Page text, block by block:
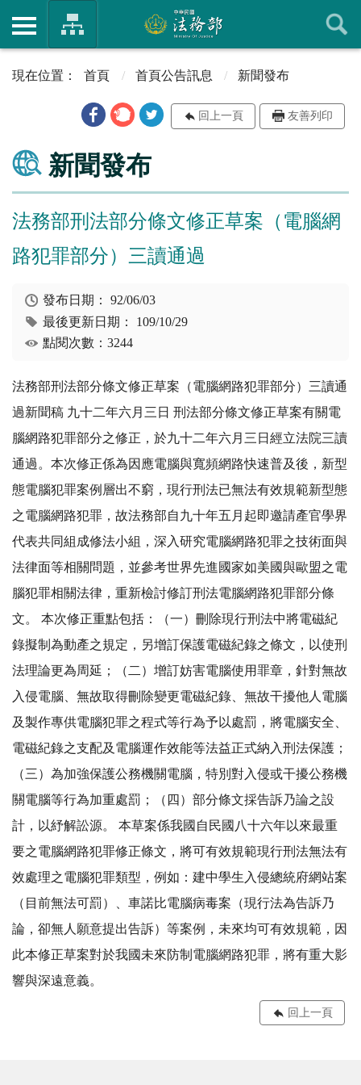
首頁 首頁公告訊息 新聞發布
回上一頁 友善列印
新聞發布
法務部刑法部分條文修正草案（電腦網
路犯罪部分）三讀通過
發布日期：92/06/03
最後更新日期： 109/10/29
點閱次數：3244
法務部刑法部分條文修正草案（電腦網路犯罪部分）三讀通
過新聞稿 九十二年六月三日 刑法部分條文修正草案有關電
腦網路犯罪部分之修正，於九十二年六月三日經立法院三讀
通過。本次修正係為因應電腦與寬頻網路快速普及後，新型
態電腦犯罪案例層出不窮，現行刑法已無法有效規範新型態
之電腦網路犯罪，故法務部自九十年五月起即邀請產官學界
代表共同組成修法小組，深入研究電腦網路犯罪之技術面與
法律面等相關問題，並參考世界先進國家如美國與歐盟之電
腦犯罪相關法律，重新檢討修訂刑法電腦網路犯罪部分條
文。 本次修正重點包括：（一）刪除現行刑法中將電磁紀
錄擬制為動產之規定，另增訂保護電磁紀錄之條文，以使刑
法理論更為周延；（二）增訂妨害電腦使用罪章，針對無故
入侵電腦、無故取得刪除變更電磁紀錄、無故干擾他人電腦
及製作專供電腦犯罪之程式等行為予以處罰，將電腦安全、
電磁紀錄之支配及電腦運作效能等法益正式納入刑法保護；
（三）為加強保護公務機關電腦，特別對入侵或干擾公務機
關電腦等行為加重處罰；（四）部分條文採告訴乃論之設
計，以紓解訟源。 本草案係我國自民國八十六年以來最重
要之電腦網路犯罪修正條文，將可有效規範現行刑法無法有
效處理之電腦犯罪類型，例如：建中學生入侵總統府網站案
（目前無法可罰）、車諾比電腦病毒案（現行法為告訴乃
論，卻無人願意提出告訴）等案例，未來均可有效規範，因
此本修正草案對於我國未來防制電腦網路犯罪，將有重大影
響與深遠意義。
回上一頁